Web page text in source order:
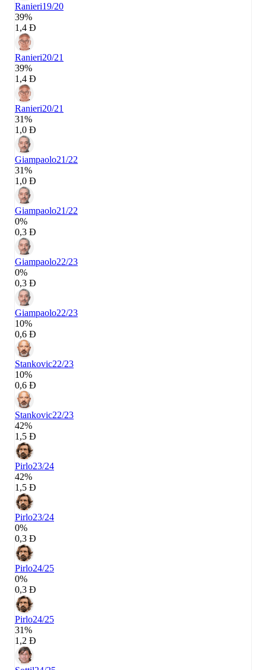
Ranieri19/20
39%
1,4 Đ
Ranieri20/21
39%
1,4 Đ
Ranieri20/21
31%
1,0 Đ
Giampaolo21/22
31%
1,0 Đ
Giampaolo21/22
0%
0,3 Đ
Giampaolo22/23
0%
0,3 Đ
Giampaolo22/23
10%
0,6 Đ
Stankovic22/23
10%
0,6 Đ
Stankovic22/23
42%
1,5 Đ
Pirlo23/24
42%
1,5 Đ
Pirlo23/24
0%
0,3 Đ
Pirlo24/25
0%
0,3 Đ
Pirlo24/25
31%
1,2 Đ